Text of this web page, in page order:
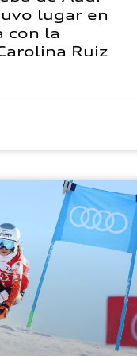
lugar en
con la
Ruiz